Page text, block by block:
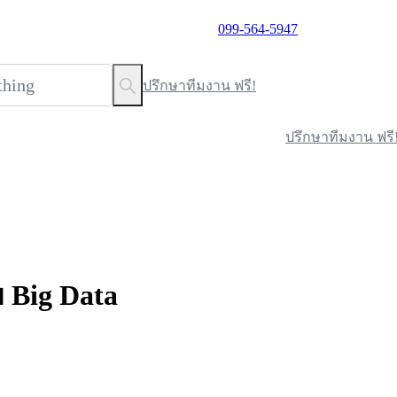
099-564-5947
ปรึกษาทีมงาน ฟรี!
ปรึกษาทีมงาน ฟรี
Big Data